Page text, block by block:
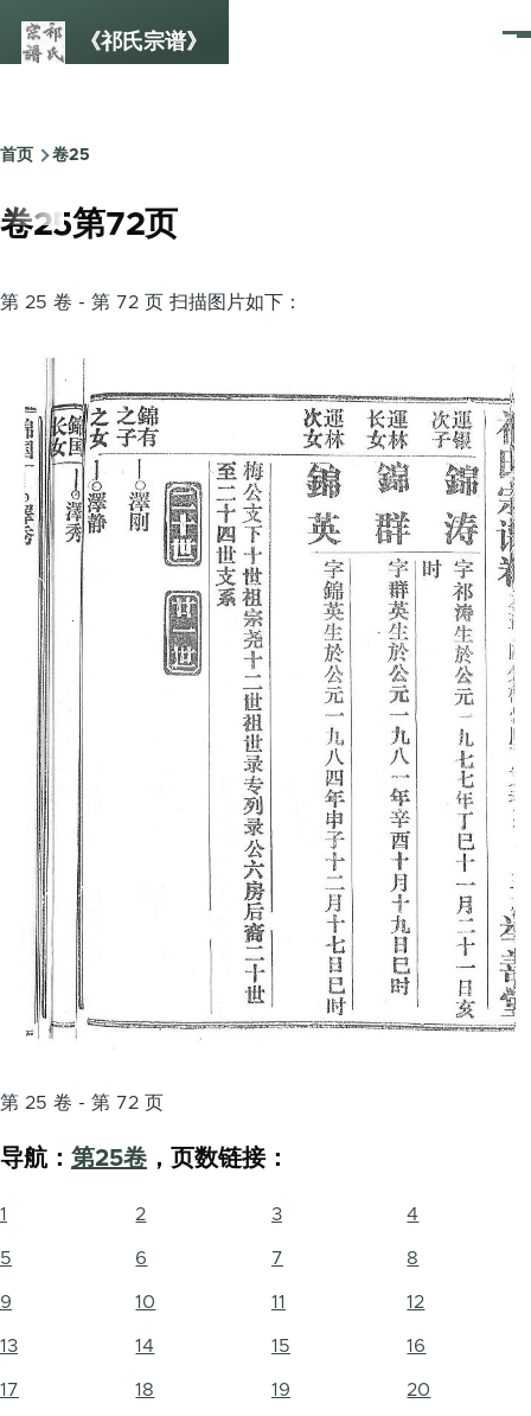
《祁氏宗谱》
菜
面
包
屑
首页 卷25
卷25第72页
第 25 卷 - 第 72 页 扫描图片如下：
第 25 卷 - 第 72 页
导航： 第25卷 ，页数链接：
1 2 3 4
5 6 7 8
9 10 11 12
13 14 15 16
17 18 19 20